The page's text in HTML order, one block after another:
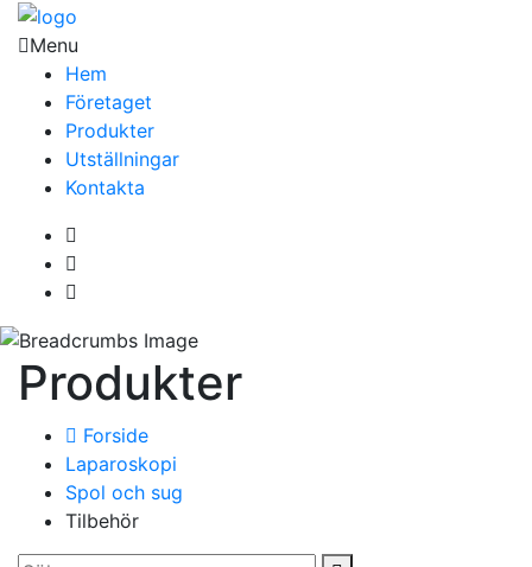
Menu
Hem
Företaget
Produkter
Utställningar
Kontakta
Produkter
Forside
Laparoskopi
Spol och sug
Tilbehör